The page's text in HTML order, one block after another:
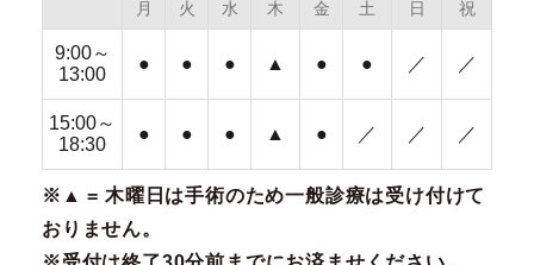
月 火 水 木 金 土 日 祝
9:00～
13:00
● ● ● ▲ ● ● ／ ／
15:00～
18:30
● ● ● ▲ ● ／ ／ ／
※▲ = 木曜日は手術のため一般診療は受け付けて
おりません。